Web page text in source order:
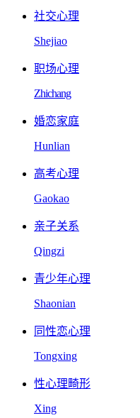
社交心理
Shejiao
职场心理
Zhichang
婚恋家庭
Hunlian
高考心理
Gaokao
亲子关系
Qingzi
青少年心理
Shaonian
同性恋心理
Tongxing
性心理畸形
Xing